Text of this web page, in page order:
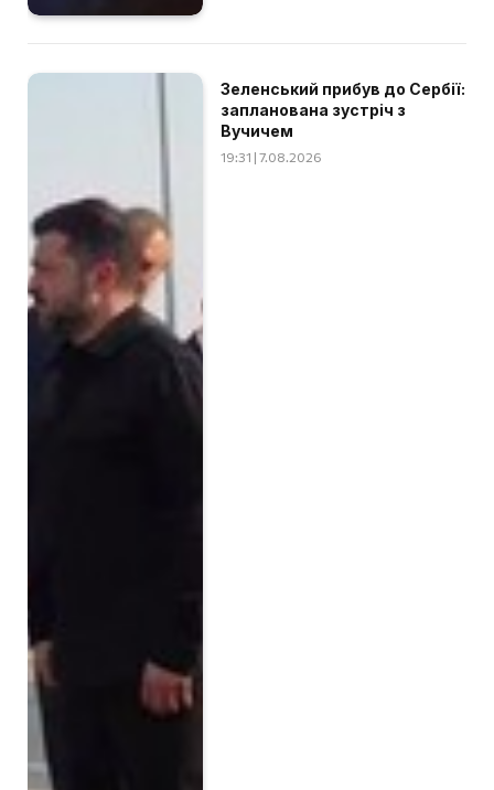
Зеленський прибув до Сербії:
запланована зустріч з
Вучичем
19:31 | 7.08.2026